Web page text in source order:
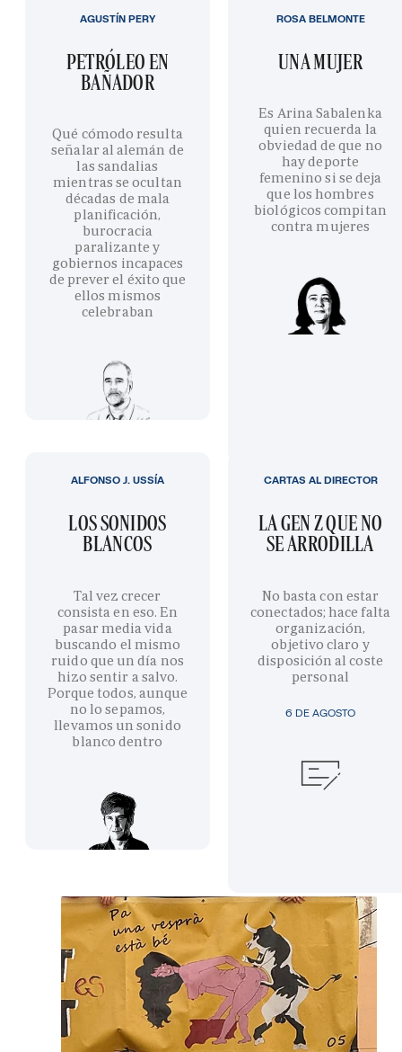
PETRÓLEO EN
BAÑADOR
Qué cómodo resulta
señalar al alemán de
las sandalias
mientras se ocultan
décadas de mala
planificación,
burocracia
paralizante y
gobiernos incapaces
de prever el éxito que
ellos mismos
celebraban
AGUSTÍN PERY
UNA MUJER
Es Arina Sabalenka
quien recuerda la
obviedad de que no
hay deporte
femenino si se deja
que los hombres
biológicos compitan
contra mujeres
ROSA BELMONTE
LOS SONIDOS
BLANCOS
Tal vez crecer
consista en eso. En
pasar media vida
buscando el mismo
ruido que un día nos
hizo sentir a salvo.
Porque todos, aunque
no lo sepamos,
llevamos un sonido
blanco dentro
ALFONSO J. USSÍA
6 DE AGOSTO
LA GEN Z QUE NO
SE ARRODILLA
No basta con estar
conectados; hace falta
organización,
objetivo claro y
disposición al coste
personal
CARTAS AL DIRECTOR